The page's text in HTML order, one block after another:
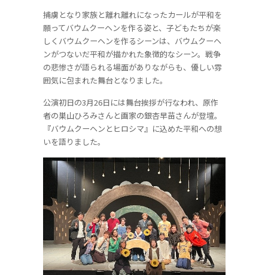
捕虜となり家族と離れ離れになったカールが平和を
願ってバウムクーヘンを作る姿と、子どもたちが楽
しくバウムクーヘンを作るシーンは、バウムクーヘ
ンがつないだ平和が描かれた象徴的なシーン。戦争
の悲惨さが語られる場面がありながらも、優しい雰
囲気に包まれた舞台となりました。
公演初日の3月26日には舞台挨拶が行なわれ、原作
者の巣山ひろみさんと画家の銀杏早苗さんが登壇。
『バウムクーヘンとヒロシマ』に込めた平和への想
いを語りました。